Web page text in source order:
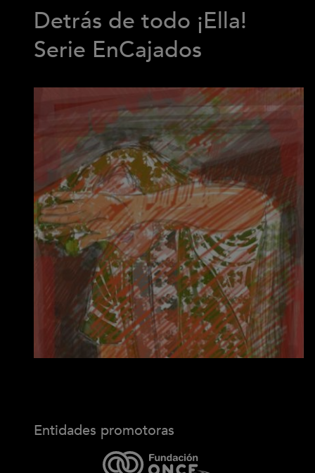
Detrás de todo ¡Ella!
Serie EnCajados
Entidades promotoras